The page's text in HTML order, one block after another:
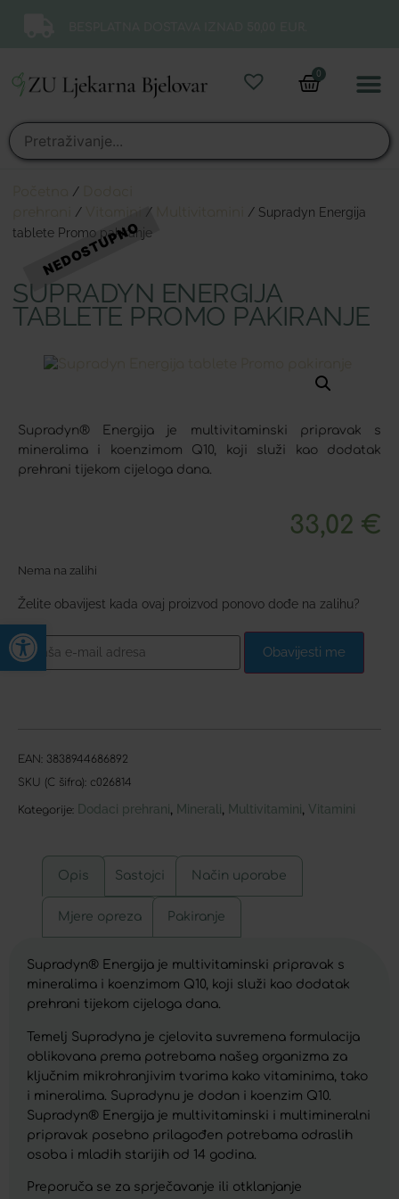
Open toolbar
0
/
/ /
/ Supradyn Energija
tablete Promo pakiranje
SUPRADYN ENERGIJA
TABLETE PROMO PAKIRANJE
Supradyn® Energija je multivitaminski pripravak s
mineralima i koenzimom Q10, koji služi kao dodatak
prehrani tijekom cijeloga dana.
33,02 €
Nema na zalihi
Želite obavijest kada ovaj proizvod ponovo dođe na zalihu?
Obavijesti me
EAN: 3838944686892
SKU (C šifra): c026814
Kategorije: Dodaci prehrani Minerali Multivitamini Vitamini
Opis Sastojci Način uporabe
Mjere opreza Pakiranje
Supradyn® Energija je multivitaminski pripravak s
mineralima i koenzimom Q10, koji služi kao dodatak
prehrani tijekom cijeloga dana.
Temelj Supradyna je cjelovita suvremena formulacija
oblikovana prema potrebama našeg organizma za
ključnim mikrohranjivim tvarima kako vitaminima, tako
i mineralima. Supradynu je dodan i koenzim Q10.
Supradyn® Energija je multivitaminski i multimineralni
pripravak posebno prilagođen potrebama odraslih
osoba i mladih starijih od 14 godina.
Preporuča se za sprječavanje ili otklanjanje